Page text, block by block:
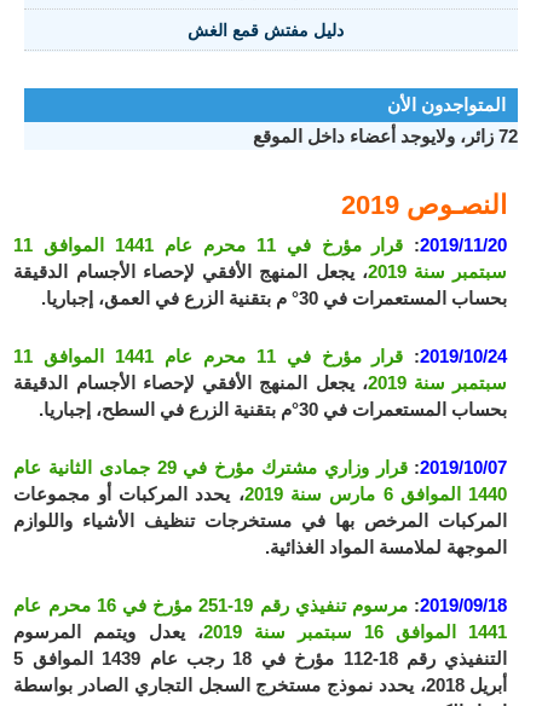
دليل مفتش قمع الغش
المتواجدون الأن
72 زائر، ولايوجد أعضاء داخل الموقع
النصـوص 2019
2019/11/20
:
قرار مؤرخ في 11 محرم عام 1441 الموافق 11
سبتمبر سنة 2019
، يجعل المنهج الأفقي لإحصاء الأجسام الدقيقة
بحساب المستعمرات في 30° م بتقنية الزرع في العمق، إجباريا.
2019/10/24
:
قرار مؤرخ في 11 محرم عام 1441 الموافق 11
سبتمبر سنة 2019
، يجعل المنهج الأفقي لإحصاء الأجسام الدقيقة
بحساب المستعمرات في 30°م بتقنية الزرع في السطح، إجباريا.
2019/10/07
:
قرار وزاري مشترك مؤرخ في 29 جمادى الثانية عام
1440 الموافق 6 مارس سنة 2019
، يحدد المركبات أو مجموعات
المركبات المرخص بها في مستخرجات تنظيف الأشياء واللوازم
الموجهة لملامسة المواد الغذائية.
2019/09/18
:
مرسوم تنفيذي رقم 19-251 مؤرخ في 16 محرم عام
1441 الموافق 16 سبتمبر سنة 2019
، يعدل ويتمم المرسوم
التنفيذي رقم 18-112 مؤرخ في 18 رجب عام 1439 الموافق 5
أبريل 2018، يحدد نموذج مستخرج السجل التجاري الصادر بواسطة